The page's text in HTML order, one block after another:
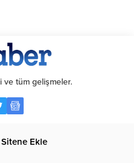
ve tüm gelişmeler.
Sitene Ekle